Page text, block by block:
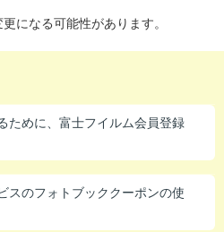
じのご紹介はこちら
イトはこちら
になる可能性があります。
ために、富士フイルム会員登録
スのフォトブッククーポンの使